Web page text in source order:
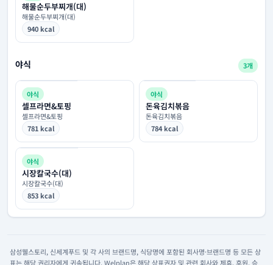
해물순두부찌개(대)
해물순두부찌개(대)
940 kcal
야식 3개
야식
셀프라면&토핑
셀프라면&토핑
781 kcal
야식
돈육김치볶음
돈육김치볶음
784 kcal
야식
시장칼국수(대)
시장칼국수(대)
853 kcal
삼성웰스토리, 신세계푸드 및 각 사의 브랜드명, 식당명에 포함된 회사명·브랜드명 등 모든 상
표는 해당 권리자에게 귀속됩니다. Welplan은 해당 상표권자 및 관련 회사와 제휴, 후원, 승